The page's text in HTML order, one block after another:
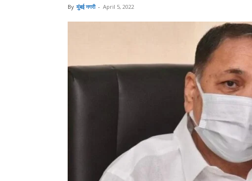
By मुंबई नगरी - April 5, 2022